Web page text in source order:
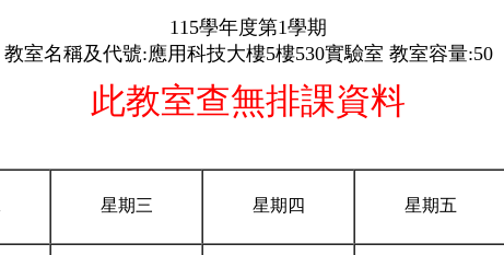
115學年度第1學期
教室名稱及代號:應用科技大樓5樓530實驗室 教室容量:50
此教室查無排課資料
星期三 星期四 星期五